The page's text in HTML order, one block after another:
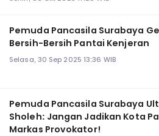
Pemuda Pancasila Surabaya
Bersih-Bersih Pantai Kenjeran
Selasa, 30 Sep 2025 13:36 WIB
Pemuda Pancasila Surabaya
Sholeh: Jangan Jadikan Kota
Markas Provokator!